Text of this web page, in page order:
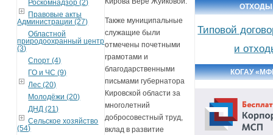
Роскомнадзор (2)
Правовые акты
Администрации (27)
Областной
природоохранный центр
(3)
Спорт (4)
ГО и ЧС (9)
Лес (20)
Молодёжи (20)
ДНД (21)
Сельское хозяйство
(54)
Также муниципальные
служащие были
отмечены почетными
грамотами и
благодарственными
письмами губернатора
Кировской области за
многолетний
добросовестный труд,
вклад в развитие
ОТХОДЫ
Типовой
и
КОГАУ